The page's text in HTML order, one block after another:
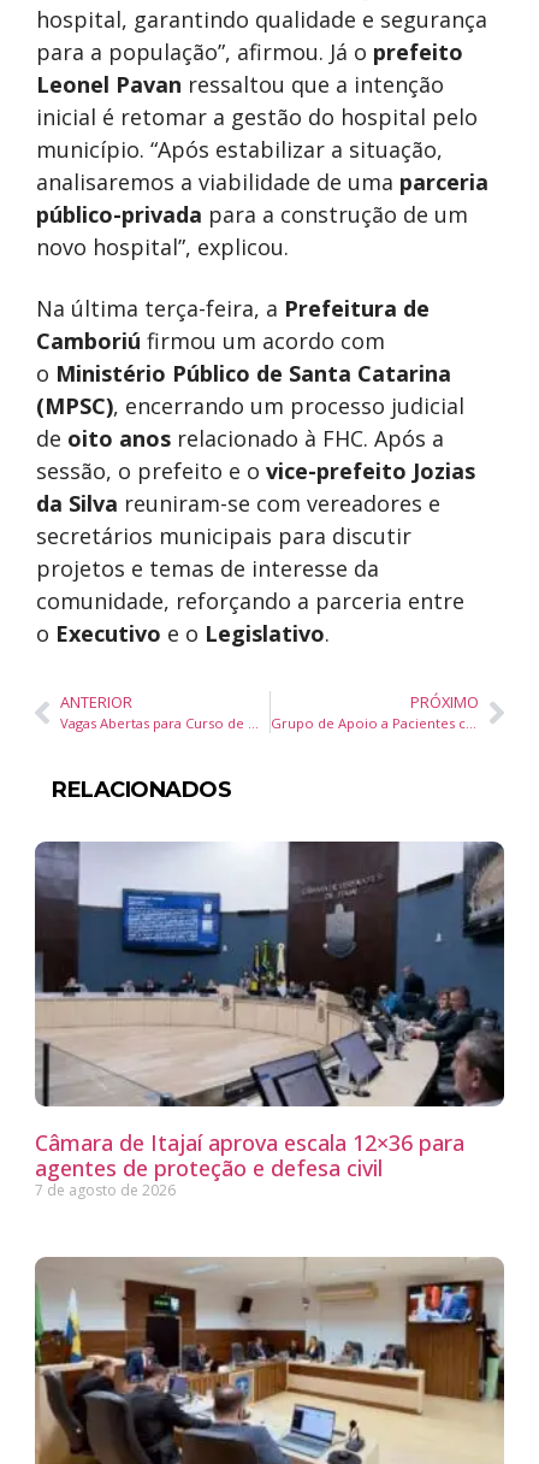
hospital, garantindo qualidade e segurança
para a população”, afirmou. Já o prefeito
Leonel Pavan ressaltou que a intenção
inicial é retomar a gestão do hospital pelo
município. “Após estabilizar a situação,
analisaremos a viabilidade de uma parceria
público-privada para a construção de um
novo hospital”, explicou.
Na última terça-feira, a Prefeitura de
Camboriú firmou um acordo com
o Ministério Público de Santa Catarina
(MPSC), encerrando um processo judicial
de oito anos relacionado à FHC. Após a
sessão, o prefeito e o vice-prefeito Jozias
da Silva reuniram-se com vereadores e
secretários municipais para discutir
projetos e temas de interesse da
comunidade, reforçando a parceria entre
o Executivo e o Legislativo.
ANTERIOR
Vagas Abertas para Curso de Manipulação de Alimentos em Camboriú
PRÓXIMO
Grupo de Apoio a Pacientes com Fibromialgia Retoma Atividades em Camboriú
RELACIONADOS
Câmara de Itajaí aprova escala 12×36 para
agentes de proteção e defesa civil
7 de agosto de 2026